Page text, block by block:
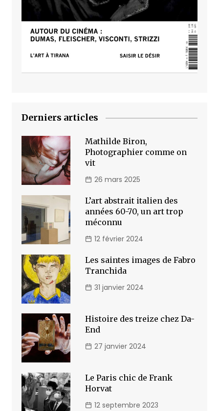
Derniers articles
Mathilde Biron,
Photographier comme on
vit
26 mars 2025
L’art abstrait italien des
années 60-70, un art trop
méconnu
12 février 2024
Les saintes images de Fabro
Tranchida
31 janvier 2024
Histoire des treize chez Da-
End
27 janvier 2024
Le Paris chic de Frank
Horvat
12 septembre 2023